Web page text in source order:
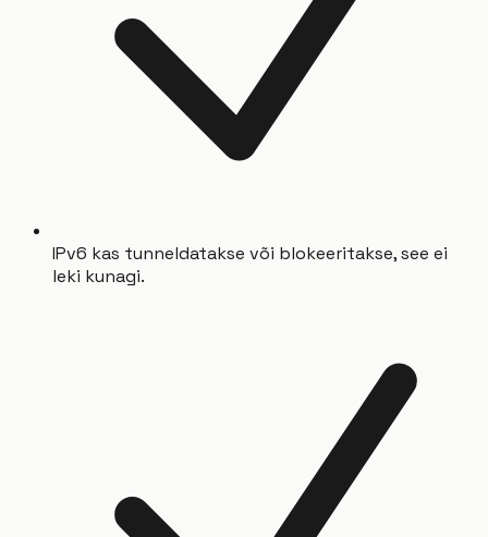
IPv6 kas tunneldatakse või blokeeritakse, see ei
leki kunagi.